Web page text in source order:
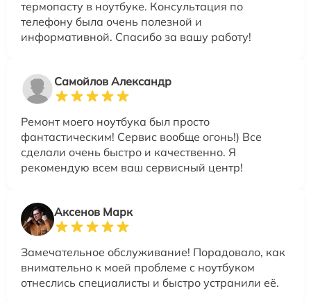
термопасту в ноутбуке. Консультация по
телефону была очень полезной и
информативной. Спасибо за вашу работу!
Самойлов Александр
Ремонт моего ноутбука был просто
фантастическим! Сервис вообще огонь!) Все
сделали очень быстро и качественно. Я
рекомендую всем ваш сервисный центр!
Аксенов Марк
Замечательное обслуживание! Порадовало, как
внимательно к моей проблеме с ноутбуком
отнеслись специалисты и быстро устранили её.